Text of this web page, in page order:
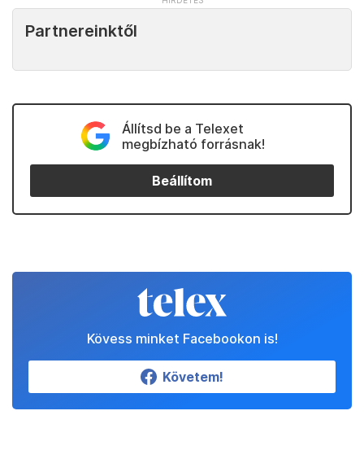
Partnereinktől
Állítsd be a Telexet
megbízható forrásnak!
Beállítom
Kövess minket Facebookon is!
Követem!